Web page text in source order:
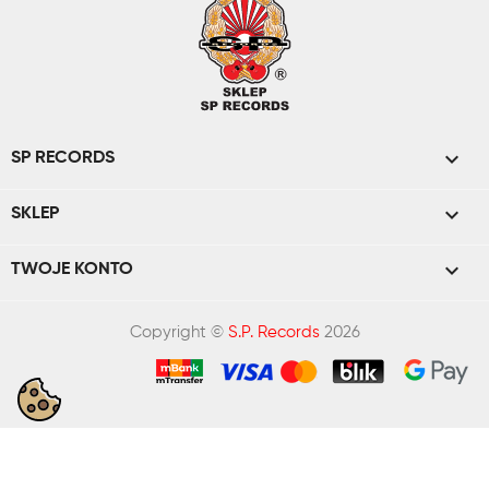
SP RECORDS 
SKLEP 
TWOJE KONTO 
Copyright © S.P. Records2026